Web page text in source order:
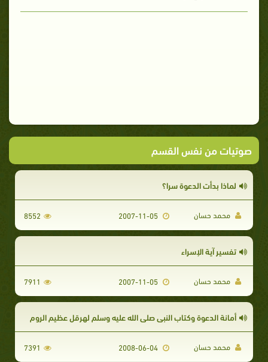
صوتيات من نفس القسم
لماذا بدأت الدعوة سرا؟
محمد حسان 8552
تفسير آية الإسراء
محمد حسان 7911
أمانة الدعوة وكتاب النبى صلى الله عليه وسلم لهرقل عظيم الروم
محمد حسان 7391